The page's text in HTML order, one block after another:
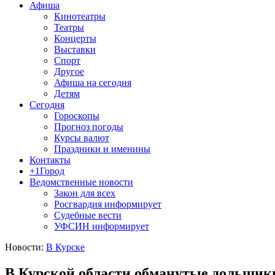
Афиша
Кинотеатры
Театры
Концерты
Выставки
Спорт
Другое
Афиша на сегодня
Детям
Сегодня
Гороскопы
Прогноз погоды
Курсы валют
Праздники и именины
Контакты
+1Город
Ведомственные новости
Закон для всех
Росгвардия информирует
Судебные вести
УФСИН информирует
Новости: В Курске